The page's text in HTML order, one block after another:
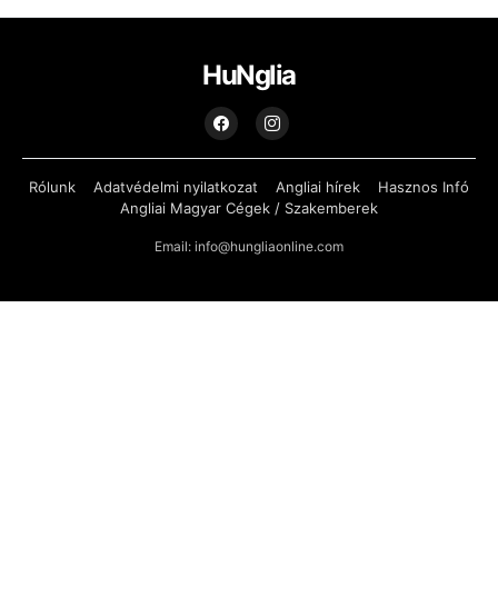
HuNglia
Rólunk Adatvédelmi nyilatkozat Angliai hírek
Hasznos Infó
Angliai Magyar Cégek / Szakemberek
Email: info@hungliaonline.com